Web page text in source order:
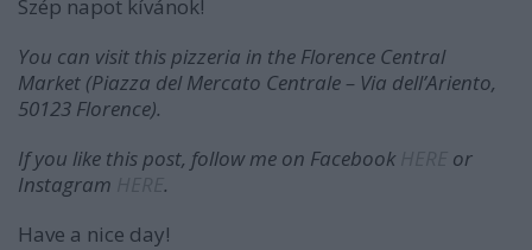
Szép napot kívánok!
You can visit this pizzeria in the Florence Central
Market (Piazza del Mercato Centrale – Via dell’Ariento,
50123 Florence).
If you like this post, follow me on Facebook
or
Instagram
.
Have a nice day!